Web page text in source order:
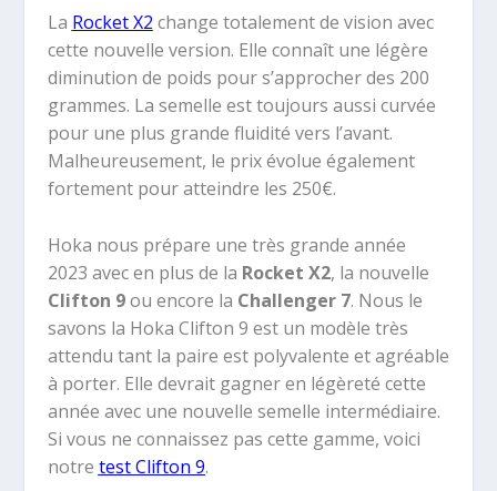
La Rocket X2 change totalement de vision avec
cette nouvelle version. Elle connaît une légère
diminution de poids pour s’approcher des 200
grammes. La semelle est toujours aussi curvée
pour une plus grande fluidité vers l’avant.
Malheureusement, le prix évolue également
fortement pour atteindre les 250€.
Hoka nous prépare une très grande année
2023 avec en plus de la Rocket X2, la nouvelle
Clifton 9ou encore la Challenger 7. Nous le
savons la Hoka Clifton 9 est un modèle très
attendu tant la paire est polyvalente et agréable
à porter. Elle devrait gagner en légèreté cette
année avec une nouvelle semelle intermédiaire.
Si vous ne connaissez pas cette gamme, voici
notre test Clifton 9.